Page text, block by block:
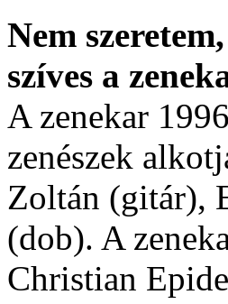
Nem
szíves a
A zenekar
zenészek
Zoltán (gitár),
(dob). A
Christian